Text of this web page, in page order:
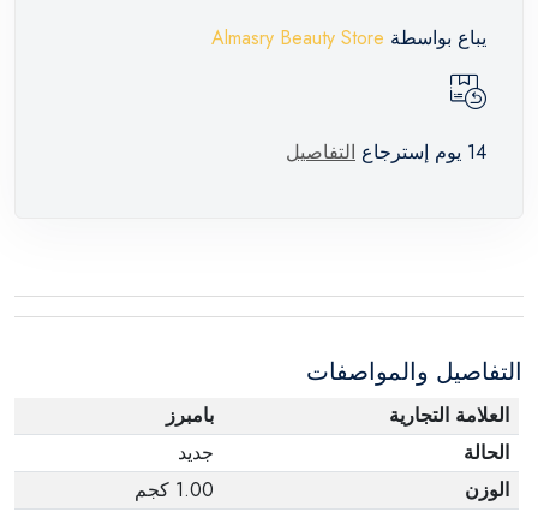
يباع بواسطة Almasry Beauty Store
14 يوم إسترجاع التفاصيل
التفاصيل والمواصفات
العلامة التجارية
بامبرز
الحالة
جديد
الوزن
1.00 كجم